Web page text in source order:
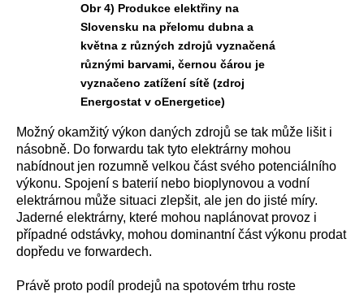
Obr 4) Produkce elektřiny na
Slovensku na přelomu dubna a
května z různých zdrojů vyznačená
různými barvami, černou čárou je
vyznačeno zatížení sítě (zdroj
Energostat v oEnergetice)
Možný okamžitý výkon daných zdrojů se tak může lišit i
násobně. Do forwardu tak tyto elektrárny mohou
nabídnout jen rozumně velkou část svého potenciálního
výkonu. Spojení s baterií nebo bioplynovou a vodní
elektrárnou může situaci zlepšit, ale jen do jisté míry.
Jaderné elektrárny, které mohou naplánovat provoz i
případné odstávky, mohou dominantní část výkonu prodat
dopředu ve forwardech.
Právě proto podíl prodejů na spotovém trhu roste